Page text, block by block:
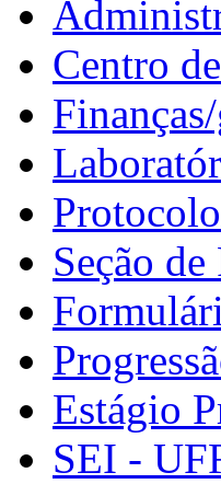
Centro
Seção de
Estágio
SEI -